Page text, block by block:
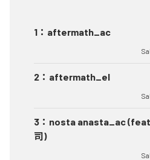
1 ： aftermath_ac
2 ： aftermath_el
3 ： nosta anasta_ac
司)